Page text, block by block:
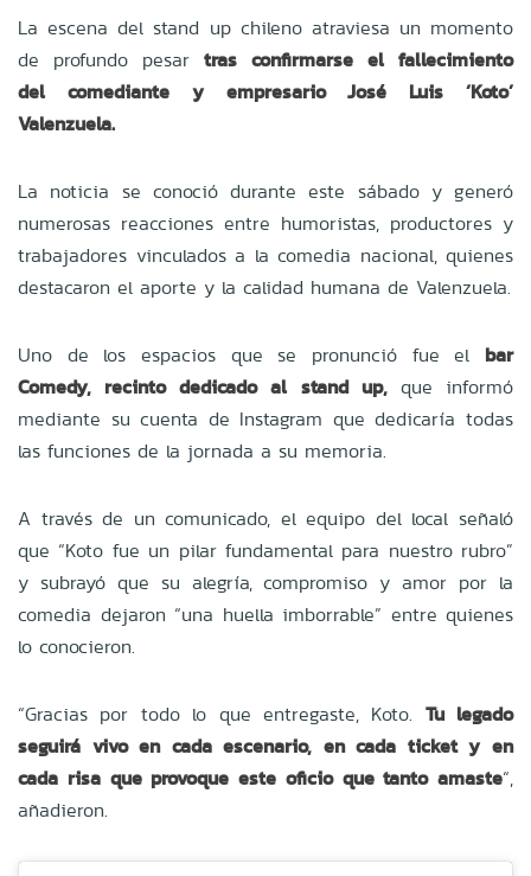
La escena del stand up chileno atraviesa un momento
de profundo pesar tras confirmarse el fallecimiento
del
comediante
y empresario José Luis ‘Koto’
Valenzuela.
La noticia se conoció durante este sábado y generó
numerosas reacciones entre humoristas, productores y
trabajadores vinculados a la comedia nacional, quienes
destacaron el aporte y la calidad humana de Valenzuela.
Uno de los espacios que se pronunció fue el
bar
Comedy, recinto dedicado al stand up, que informó
mediante su cuenta de Instagram que dedicaría todas
las funciones de la jornada a su memoria.
A través de un comunicado, el equipo del local señaló
que “Koto fue un pilar fundamental para nuestro rubro”
y subrayó que su alegría, compromiso y amor por la
comedia dejaron “una huella imborrable” entre quienes
lo conocieron.
“Gracias por todo lo que entregaste, Koto. Tu legado
seguirá vivo en cada escenario, en cada ticket y en
cada risa que provoque este oficio que tanto amaste“,
añadieron.